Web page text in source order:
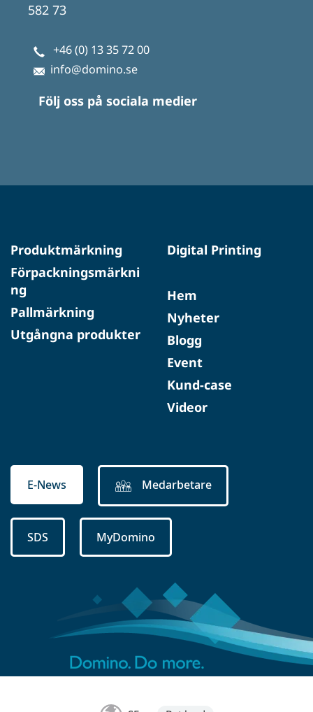
582 73
+46 (0) 13 35 72 00
info@domino.se
Följ oss på sociala medier
Produktmärkning
Förpackningsmärkni
ng
Pallmärkning
Utgångna produkter
Digital Printing
Hem
Nyheter
Blogg
Event
Kund-case
Videor
E-News Medarbetare
SDS MyDomino